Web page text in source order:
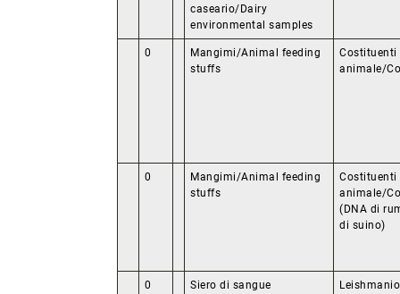
caseario/Dairy
environmental samples
0
Mangimi/Animal feeding
stuffs
Costituenti
animale/
0
Mangimi/Animal feeding
stuffs
Costituenti
animale/
(DNA di
di suino)
0
Siero di sangue